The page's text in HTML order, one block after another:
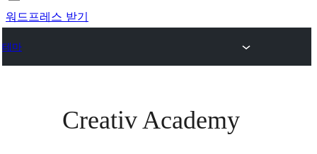
바
가
워드프레스 받기
테마
Creativ Academy